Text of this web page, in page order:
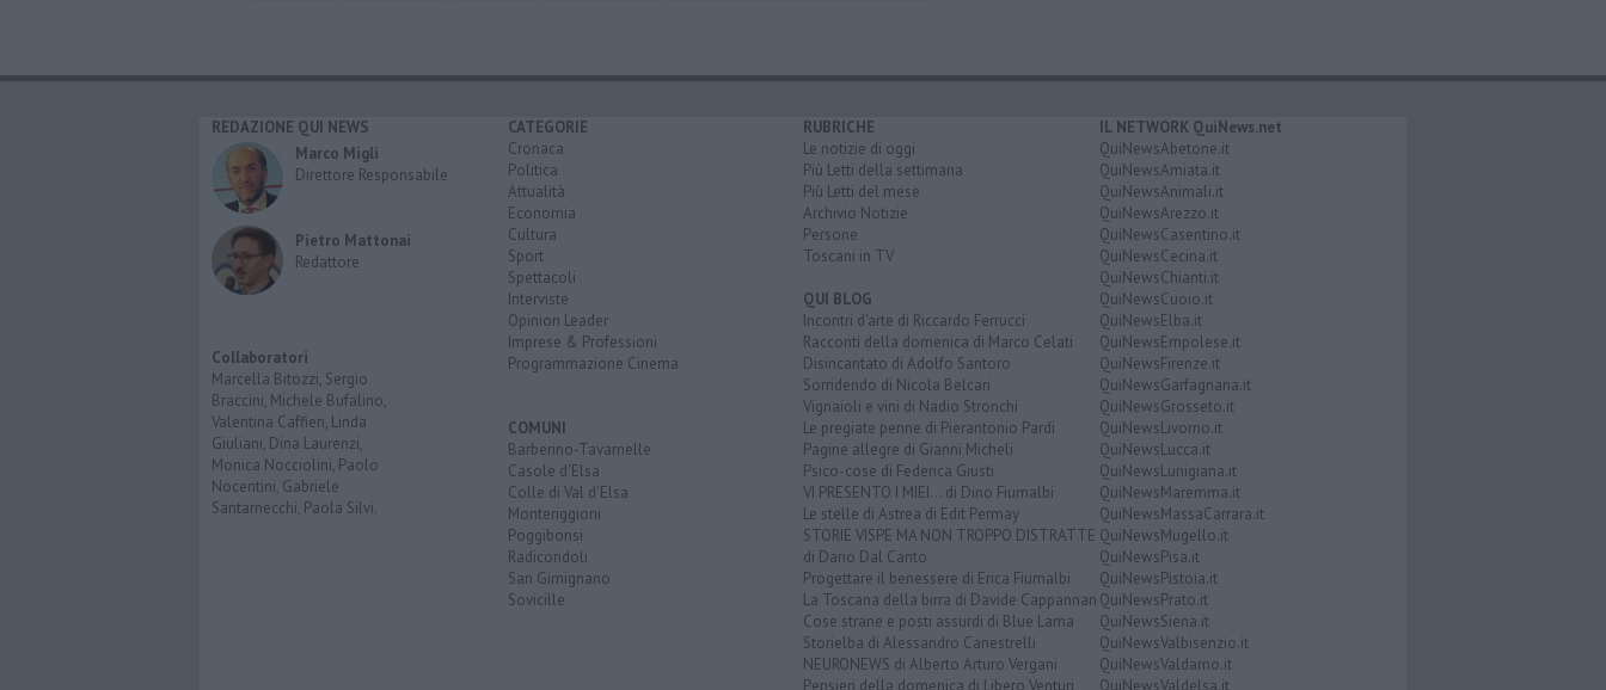
REDAZIONE QUI NEWS
Marco Migli
Direttore Responsabile
Pietro Mattonai
Redattore
Collaboratori
Marcella Bitozzi, Sergio
Braccini, Michele Bufalino,
Valentina Caffieri, Linda
Giuliani, Dina Laurenzi,
Monica Nocciolini, Paolo
Nocentini, Gabriele
Santarnecchi, Paola Silvi.
CATEGORIE
Cronaca
Politica
Attualità
Economia
Cultura
Sport
Spettacoli
Interviste
Opinion Leader
Imprese & Professioni
Programmazione Cinema
COMUNI
Barberino-Tavarnelle
Casole d'Elsa
Colle di Val d'Elsa
Monteriggioni
Poggibonsi
Radicondoli
San Gimignano
Sovicille
RUBRICHE
Le notizie di oggi
Più Letti della settimana
Più Letti del mese
Archivio Notizie
Persone
Toscani in TV
QUI BLOG
Incontri d'arte di Riccardo Ferrucci
Racconti della domenica di Marco Celati
Disincantato di Adolfo Santoro
Sorridendo di Nicola Belcari
Vignaioli e vini di Nadio Stronchi
Le pregiate penne di Pierantonio Pardi
Pagine allegre di Gianni Micheli
Psico-cose di Federica Giusti
VI PRESENTO I MIEI... di Dino Fiumalbi
Le stelle di Astrea di Edit Permay
STORIE VISPE MA NON TROPPO DISTRATTE
di Dario Dal Canto
Progettare il benessere di Erica Fiumalbi
La Toscana della birra di Davide Cappannari
Cose strane e posti assurdi di Blue Lama
Storielba di Alessandro Canestrelli
NEURONEWS di Alberto Arturo Vergani
IL NETWORK QuiNews.net
QuiNewsAbetone.it
QuiNewsAmiata.it
QuiNewsAnimali.it
QuiNewsArezzo.it
QuiNewsCasentino.it
QuiNewsCecina.it
QuiNewsChianti.it
QuiNewsCuoio.it
QuiNewsElba.it
QuiNewsEmpolese.it
QuiNewsFirenze.it
QuiNewsGarfagnana.it
QuiNewsGrosseto.it
QuiNewsLivorno.it
QuiNewsLucca.it
QuiNewsLunigiana.it
QuiNewsMaremma.it
QuiNewsMassaCarrara.it
QuiNewsMugello.it
QuiNewsPisa.it
QuiNewsPistoia.it
QuiNewsPrato.it
QuiNewsSiena.it
QuiNewsValbisenzio.it
QuiNewsValdarno.it